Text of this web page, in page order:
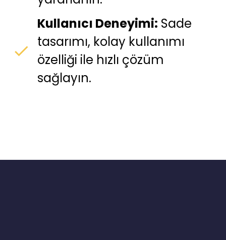
Kullanıcı Deneyimi: Sade
tasarımı, kolay kullanımı
özelliği ile hızlı çözüm
sağlayın.